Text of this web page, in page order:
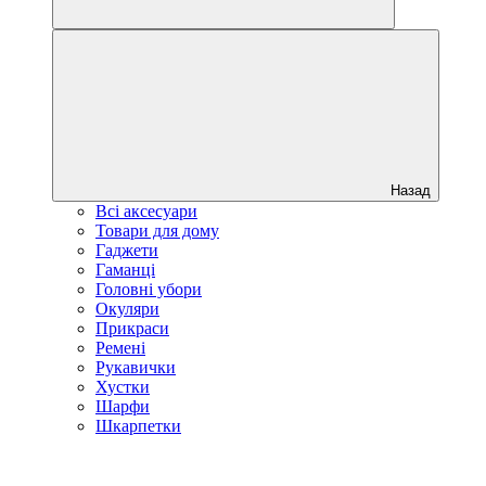
Назад
Всі аксесуари
Товари для дому
Гаджети
Гаманці
Головні убори
Окуляри
Прикраси
Ремені
Рукавички
Хустки
Шарфи
Шкарпетки